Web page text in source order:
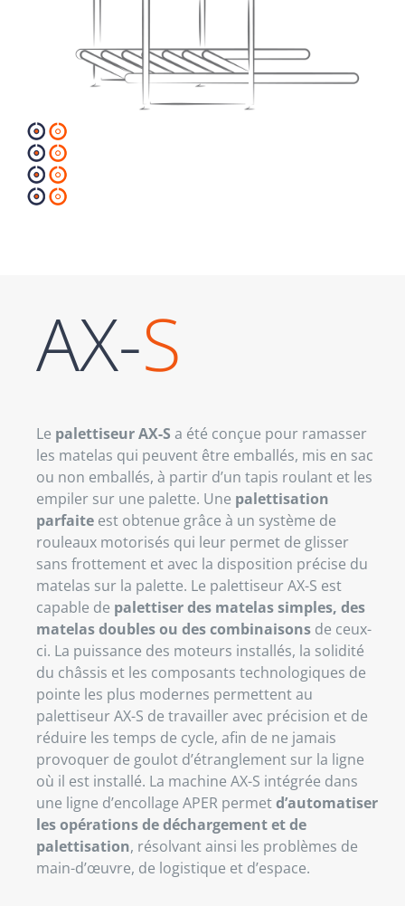
AX-S
Le palettiseur AX-S a été conçue pour ramasser
les matelas qui peuvent être emballés, mis en sac
ou non emballés, à partir d’un tapis roulant et les
empiler sur une palette. Une palettisation
parfaite est obtenue grâce à un système de
rouleaux motorisés qui leur permet de glisser
sans frottement et avec la disposition précise du
matelas sur la palette. Le palettiseur AX-S est
capable de palettiser des matelas simples, des
matelas doubles ou des combinaisons de ceux-
ci. La puissance des moteurs installés, la solidité
du châssis et les composants technologiques de
pointe les plus modernes permettent au
palettiseur AX-S de travailler avec précision et de
réduire les temps de cycle, afin de ne jamais
provoquer de goulot d’étranglement sur la ligne
où il est installé. La machine AX-S intégrée dans
une ligne d’encollage APER permetd’automatiser
les opérations de déchargement et de
palettisation, résolvant ainsi les problèmes de
main-d’œuvre, de logistique et d’espace.